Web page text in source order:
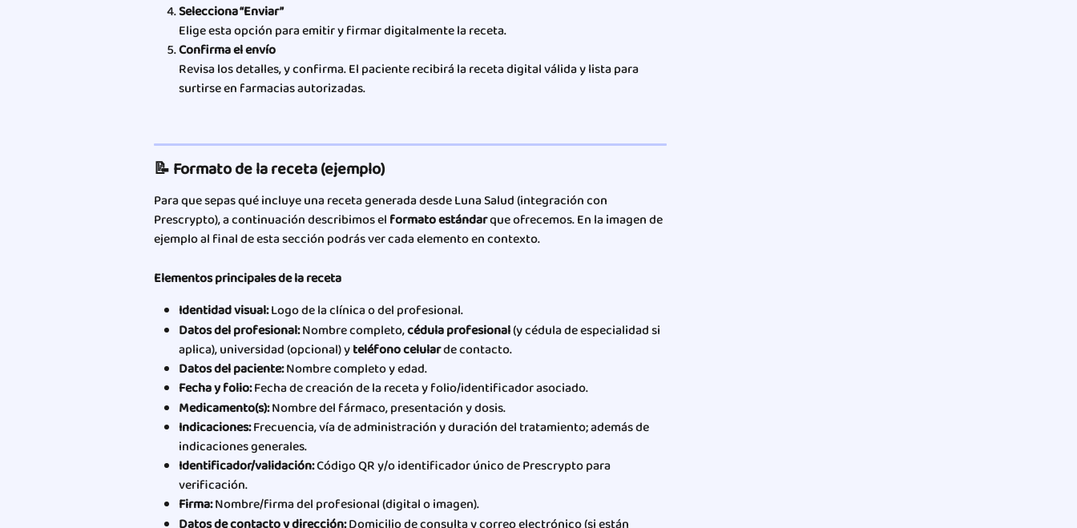
Selecciona “Enviar”
Elige esta opción para emitir y firmar digitalmente la receta.
Confirma el envío
Revisa los detalles, y confirma. El paciente recibirá la receta digital válida y lista para
surtirse en farmacias autorizadas.
📝 Formato de la receta (ejemplo)
Para que sepas qué incluye una receta generada desde Luna Salud (integración con
Prescrypto), a continuación describimos el formato estándar que ofrecemos. En la imagen de
ejemplo al final de esta sección podrás ver cada elemento en contexto.
Elementos principales de la receta
Identidad visual: Logo de la clínica o del profesional.
Datos del profesional: Nombre completo, cédula profesional (y cédula de especialidad si
aplica), universidad (opcional) y teléfono celular de contacto.
Datos del paciente: Nombre completo y edad.
Fecha y folio: Fecha de creación de la receta y folio/identificador asociado.
Medicamento(s): Nombre del fármaco, presentación y dosis.
Indicaciones: Frecuencia, vía de administración y duración del tratamiento; además de
indicaciones generales.
Identificador/validación: Código QR y/o identificador único de Prescrypto para
verificación.
Firma: Nombre/firma del profesional (digital o imagen).
Datos de contacto y dirección: Domicilio de consulta y correo electrónico (si están